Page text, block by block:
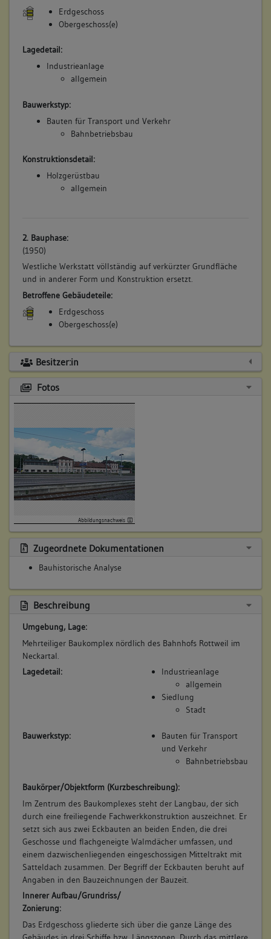
Erdgeschoss
Obergeschoss(e)
Lagedetail:
Industrieanlage
allgemein
Bauwerkstyp:
Bauten für Transport und Verkehr
Bahnbetriebsbau
Konstruktionsdetail:
Holzgerüstbau
allgemein
2. Bauphase:
(1950)
Westliche Werkstatt völlständig auf verkürzter Grundfläche
und in anderer Form und Konstruktion ersetzt.
Betroffene Gebäudeteile:
Erdgeschoss
Obergeschoss(e)
Lagedetail:
Industrieanlage
allgemein
Bauwerkstyp:
Bahnbetriebsbau
3. Bauphase:
(1961)
verkürzter Grundfläche und in anderer Form und
Konstruktion ersetzt.
Betroffene Gebäudeteile:
Erdgeschoss
Lagedetail:
Industrieanlage
allgemein
Bauwerkstyp:
Bauten für Transport und Verkehr
(1977)
Östliche Werkstatt vollständig auf verkürzter Grundfläche und
Betroffene Gebäudeteile:
Erdgeschoss
Obergeschoss(e)
Lagedetail:
Industrieanlage
allgemein
Bauwerkstyp:
Bauten für Transport und Verkehr
Bahnbetriebsbau
Besitzer:in
Fotos
Abbildungsnachweis
Zugeordnete Dokumentationen
Bauhistorische Analyse
Beschreibung
Umgebung, Lage:
Mehrteiliger Baukomplex nördlich des Bahnhofs Rottweil im
Neckartal.
Lagedetail:
Industrieanlage
allgemein
Siedlung
Stadt
Bauwerkstyp:
Bauten für Transport
und Verkehr
Bahnbetriebsbau
Baukörper/Objektform (Kurzbeschreibung):
Im Zentrum des Baukomplexes steht der Langbau, der sich
durch eine freiliegende Fachwerkkonstruktion auszeichnet. Er
setzt sich aus zwei Eckbauten an beiden Enden, die drei
Geschosse und flachgeneigte Walmdächer umfassen, und
einem dazwischenliegenden eingeschossigen Mitteltrakt mit
Satteldach zusammen. Der Begriff der Eckbauten beruht auf
Angaben in den Bauzeichnungen der Bauzeit.
Innerer Aufbau/Grundriss/
Zonierung:
Das Erdgeschoss gliederte sich über die ganze Länge des